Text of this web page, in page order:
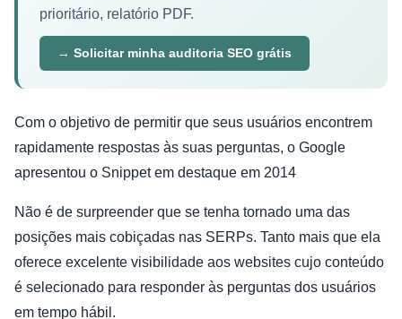
prioritário, relatório PDF.
→ Solicitar minha auditoria SEO grátis
Com o objetivo de permitir que seus usuários encontrem
rapidamente respostas às suas perguntas, o Google
apresentou o Snippet em destaque em 2014
Não é de surpreender que se tenha tornado uma das
posições mais cobiçadas nas SERPs. Tanto mais que ela
oferece excelente visibilidade aos websites cujo conteúdo
é selecionado para responder às perguntas dos usuários
em tempo hábil.